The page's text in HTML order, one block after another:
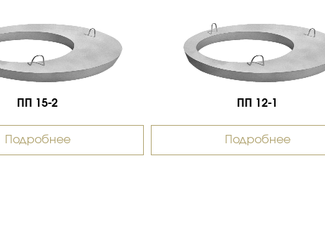
ПП 15-2
Подробнее
ПП 12-1
Подробнее